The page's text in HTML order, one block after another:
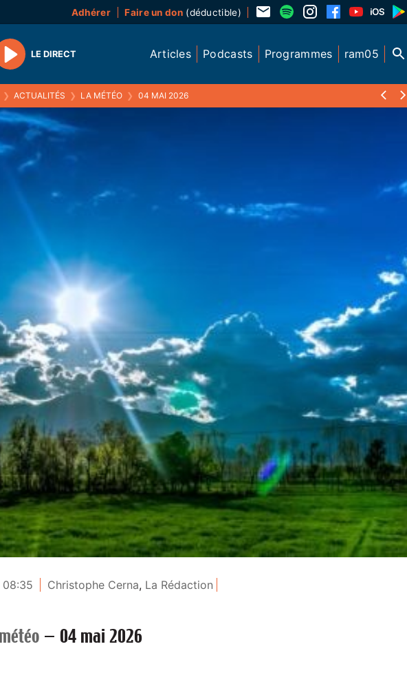
Adhérer Faire un don(déductible)
Play
LE DIRECT Articles Podcasts Programmes ram05
❯ ACTUALITÉS ❯ LA MÉTÉO ❯ 04 MAI 2026
Christophe Cerna, La Rédaction
— 04 mai 2026